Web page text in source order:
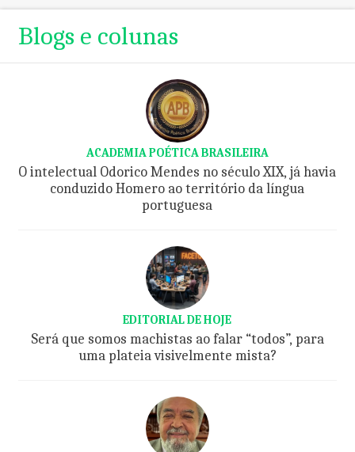
Blogs e colunas
ACADEMIA POÉTICA BRASILEIRA
O intelectual Odorico Mendes no século XIX, já havia
conduzido Homero ao território da língua
portuguesa
EDITORIAL DE HOJE
Será que somos machistas ao falar “todos”, para
uma plateia visivelmente mista?